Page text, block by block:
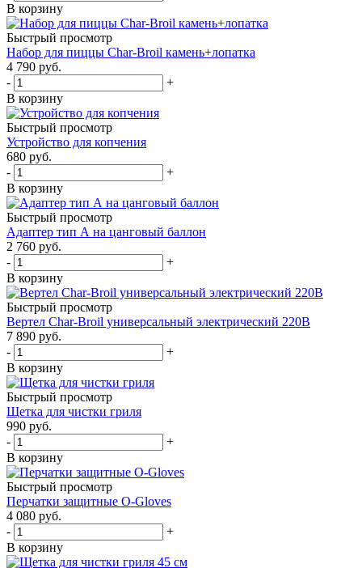
В корзину
Быстрый просмотр
Набор для пиццы Char-Broil камень+лопатка
4 790 руб.
-
+
В корзину
Быстрый просмотр
Устройство для копчения
680 руб.
-
+
В корзину
Быстрый просмотр
Адаптер тип А на цанговый баллон
2 760 руб.
-
+
В корзину
Быстрый просмотр
Вертел Char-Broil универсальный электрический 220В
7 890 руб.
-
+
В корзину
Быстрый просмотр
Щетка для чистки гриля
990 руб.
-
+
В корзину
Быстрый просмотр
Перчатки защитные O-Gloves
4 080 руб.
-
+
В корзину